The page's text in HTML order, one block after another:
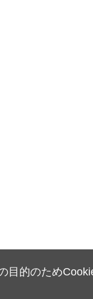
目的のため